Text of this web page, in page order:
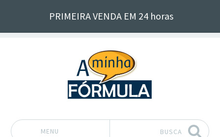
PRIMEIRA VENDA EM 24 horas
MENU BUSCA